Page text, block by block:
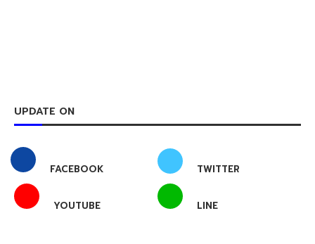
UPDATE ON
FACEBOOK TWITTER
YOUTUBE LINE